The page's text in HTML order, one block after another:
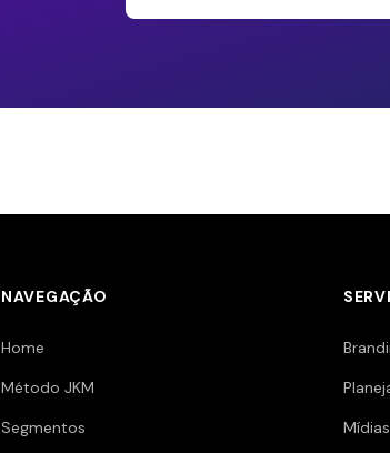
NAVEGAÇÃO
Home
Método JKM
Segmentos